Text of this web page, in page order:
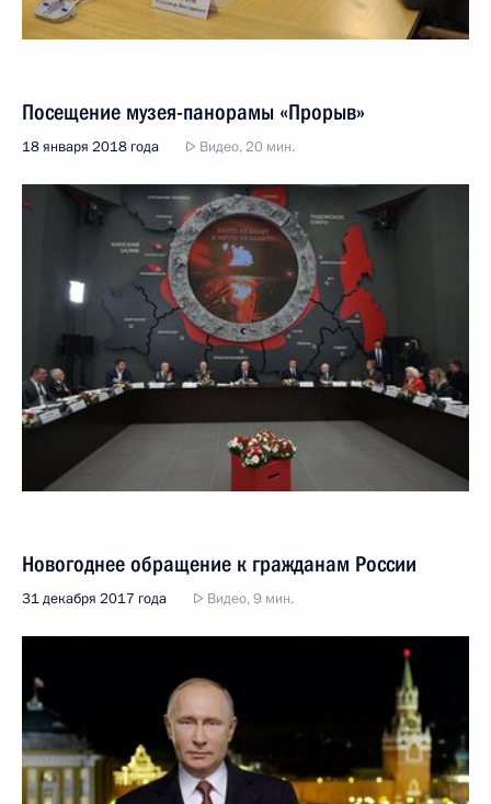
Посещение музея-панорамы «Прорыв»
18 января 2018 года Видео, 20 мин.
Новогоднее обращение к гражданам России
31 декабря 2017 года Видео, 9 мин.